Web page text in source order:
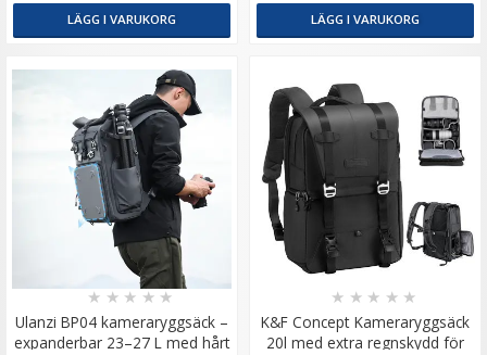
LÄGG I VARUKORG LÄGG I VARUKORG
Ulanzi BP04 kameraryggsäck –
expanderbar 23–27 L med hårt
★★ ★ ★★
K&F Concept Kameraryggsäck
20l med extra regnskydd för
★ ★ ★ ★ ★